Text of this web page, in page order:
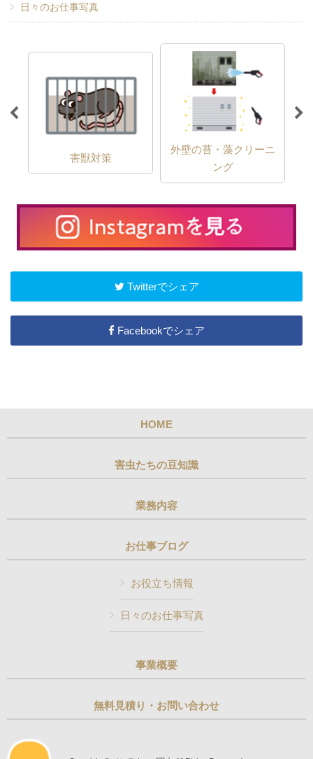
日々のお仕事写真
害獣対策
外壁の苔・藻クリーニ
ング
Twitterでシェア
Facebookでシェア
HOME
害虫たちの豆知識
業務内容
お仕事ブログ
お役立ち情報
日々のお仕事写真
事業概要
無料見積り・お問い合わせ